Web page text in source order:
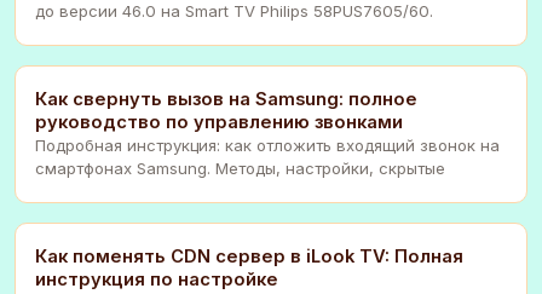
до версии 46.0 на Smart TV Philips 58PUS7605/60.
Как свернуть вызов на Samsung: полное
руководство по управлению звонками
Подробная инструкция: как отложить входящий звонок на
смартфонах Samsung. Методы, настройки, скрытые
Как поменять CDN сервер в iLook TV: Полная
инструкция по настройке